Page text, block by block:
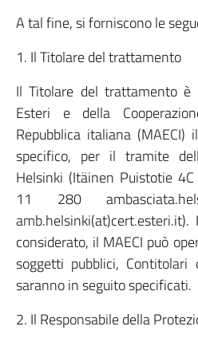
A tal fine, si forniscono le
1. Il Titolare del trattamento
Il Titolare del trattamento
Esteri e della
Repubblica italiana
specifico, per il tramite
Helsinki (Itäinen Puistotie
11 280
considerato, il MAECI può
soggetti pubblici,
saranno in seguito specificati.
2. Il Responsabile della